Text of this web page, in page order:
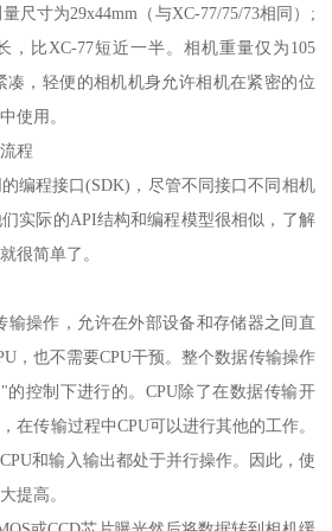
尺寸为29x44mm（与XC-77/75/73相同）;
，比XC-77短近一半。相机重量仅为105
凑，轻便的相机机身允许相机在紧密的位
使用。
程
编程接口(SDK)，尽管不同接口不同相机
实际的API结构和编程模型很相似，了解
很简单了。
输操作，允许在外部设备和存储器之间直
，也不需要CPU干预。整个数据传输操作
控制下进行的。CPU除了在数据传输开
在传输过程中CPU可以进行其他的工作。
和输入输出都处于并行操作。因此，使
提高。